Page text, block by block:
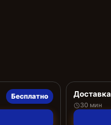
Бесплатно
30 мин